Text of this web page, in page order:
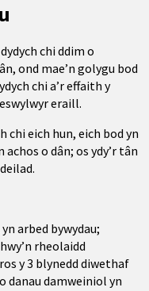
chi ddim o
ond mae’n golygu bod
chi a’r effaith y
eraill.
chi eich hun, eich bod yn
o dân; os ydy’r tân
arbed bywydau;
rheolaidd
y 3 blynedd diwethaf
danau damweiniol yn